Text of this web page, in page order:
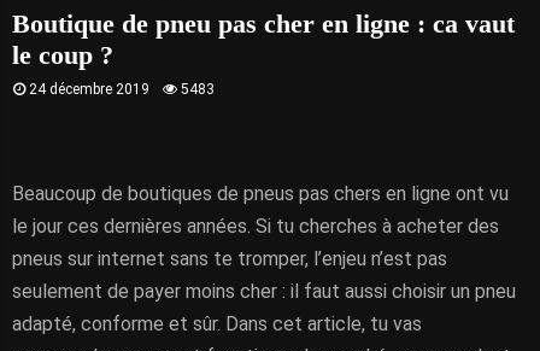
Boutique de pneu pas cher en ligne : ca vaut
le coup ?
24 décembre 2019 5483
Beaucoup de boutiques de pneus pas chers en ligne ont vu
le jour ces dernières années. Si tu cherches à acheter des
pneus sur internet sans te tromper, l’enjeu n’est pas
seulement de payer moins cher : il faut aussi choisir un pneu
adapté, conforme et sûr. Dans cet article, tu vas